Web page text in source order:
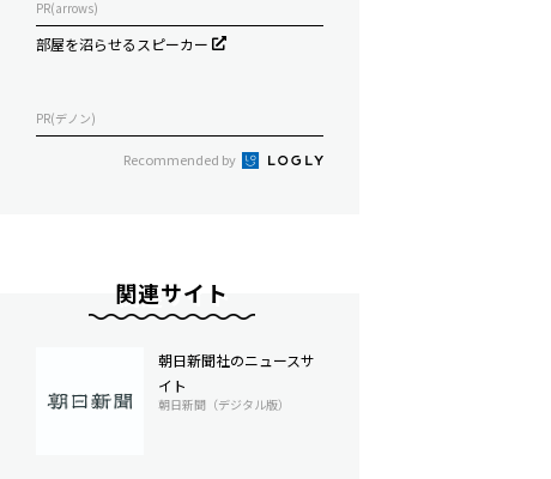
PR(arrows)
部屋を沼らせるスピーカー
PR(デノン)
Recommended by
関連サイト
朝日新聞社のニュースサ
イト
朝日新聞（デジタル版）